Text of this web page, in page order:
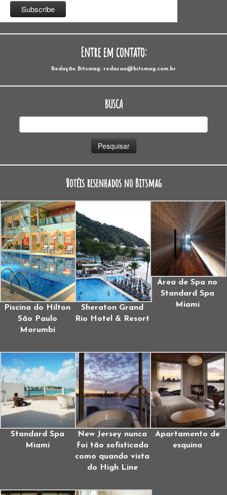
Entre em contato:
Redação Bitsmag: redacao@bitsmag.com.br
BUSCA
Hotéis resenhados no Bitsmag
Piscina do Hilton
São Paulo
Morumbi
Sheraton Grand
Rio Hotel & Resort
Área de Spa no
Standard Spa
Miami
Standard Spa
Miami
New Jersey nunca
foi tão sofisticada
como quando vista
do High Line
Apartamento de
esquina